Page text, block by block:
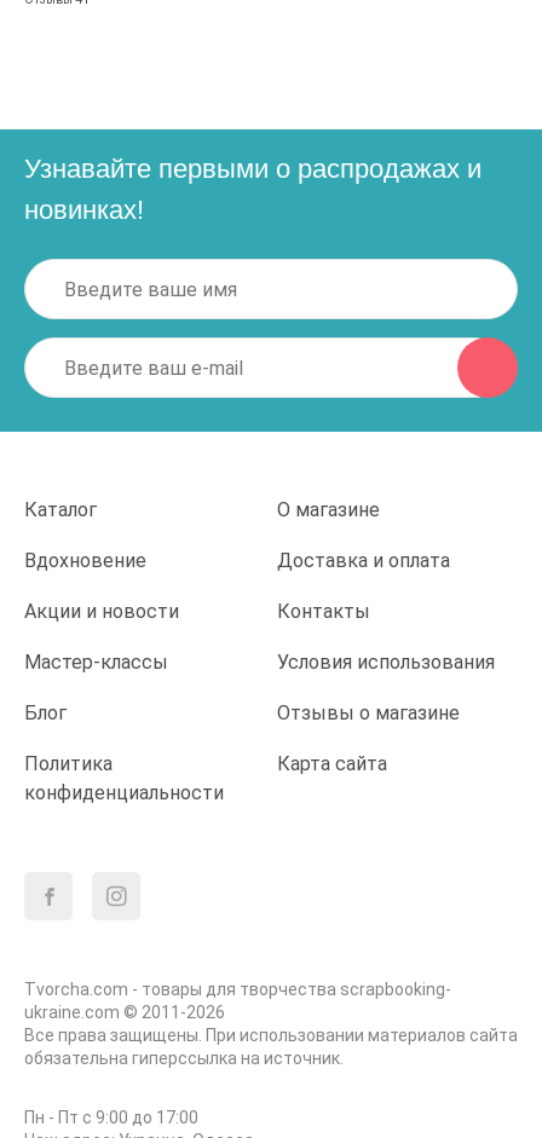
Узнавайте первыми о распродажах и
новинках!
Каталог О магазине
Вдохновение Доставка и оплата
Акции и новости Контакты
Мастер-классы Условия использования
Блог Отзывы о магазине
Политика
конфиденциальности
Карта сайта
Tvorcha.com - товары для творчества scrapbooking-
ukraine.com © 2011-2026
Все права защищены. При использовании материалов сайта
обязательна гиперссылка на источник.
Пн - Пт с 9:00 до 17:00